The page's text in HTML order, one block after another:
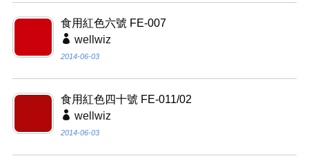
食用紅色六號 FE-007
wellwiz
2014-06-03
食用紅色四十號 FE-011/02
wellwiz
2014-06-03